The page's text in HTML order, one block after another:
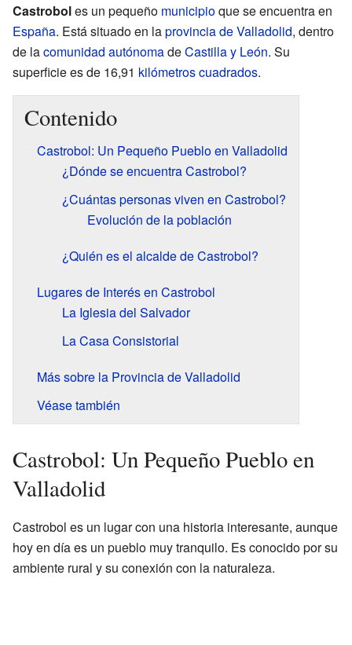
Castroboles un pequeño municipioque se encuentra en
España. Está situado en laprovincia de Valladolid, dentro
de lacomunidad autónomadeCastilla y León. Su
superficie es de 16,91 kilómetros cuadrados.
Contenido
Castrobol: Un Pequeño Pueblo en Valladolid
¿Dónde se encuentra Castrobol?
¿Cuántas personas viven en Castrobol?
Evolución de la población
¿Quién es el alcalde de Castrobol?
Lugares de Interés en Castrobol
La Iglesia del Salvador
La Casa Consistorial
Más sobre la Provincia de Valladolid
Véase también
Castrobol: Un Pequeño Pueblo en
Valladolid
Castrobol es un lugar con una historia interesante, aunque
hoy en día es un pueblo muy tranquilo. Es conocido por su
ambiente rural y su conexión con la naturaleza.